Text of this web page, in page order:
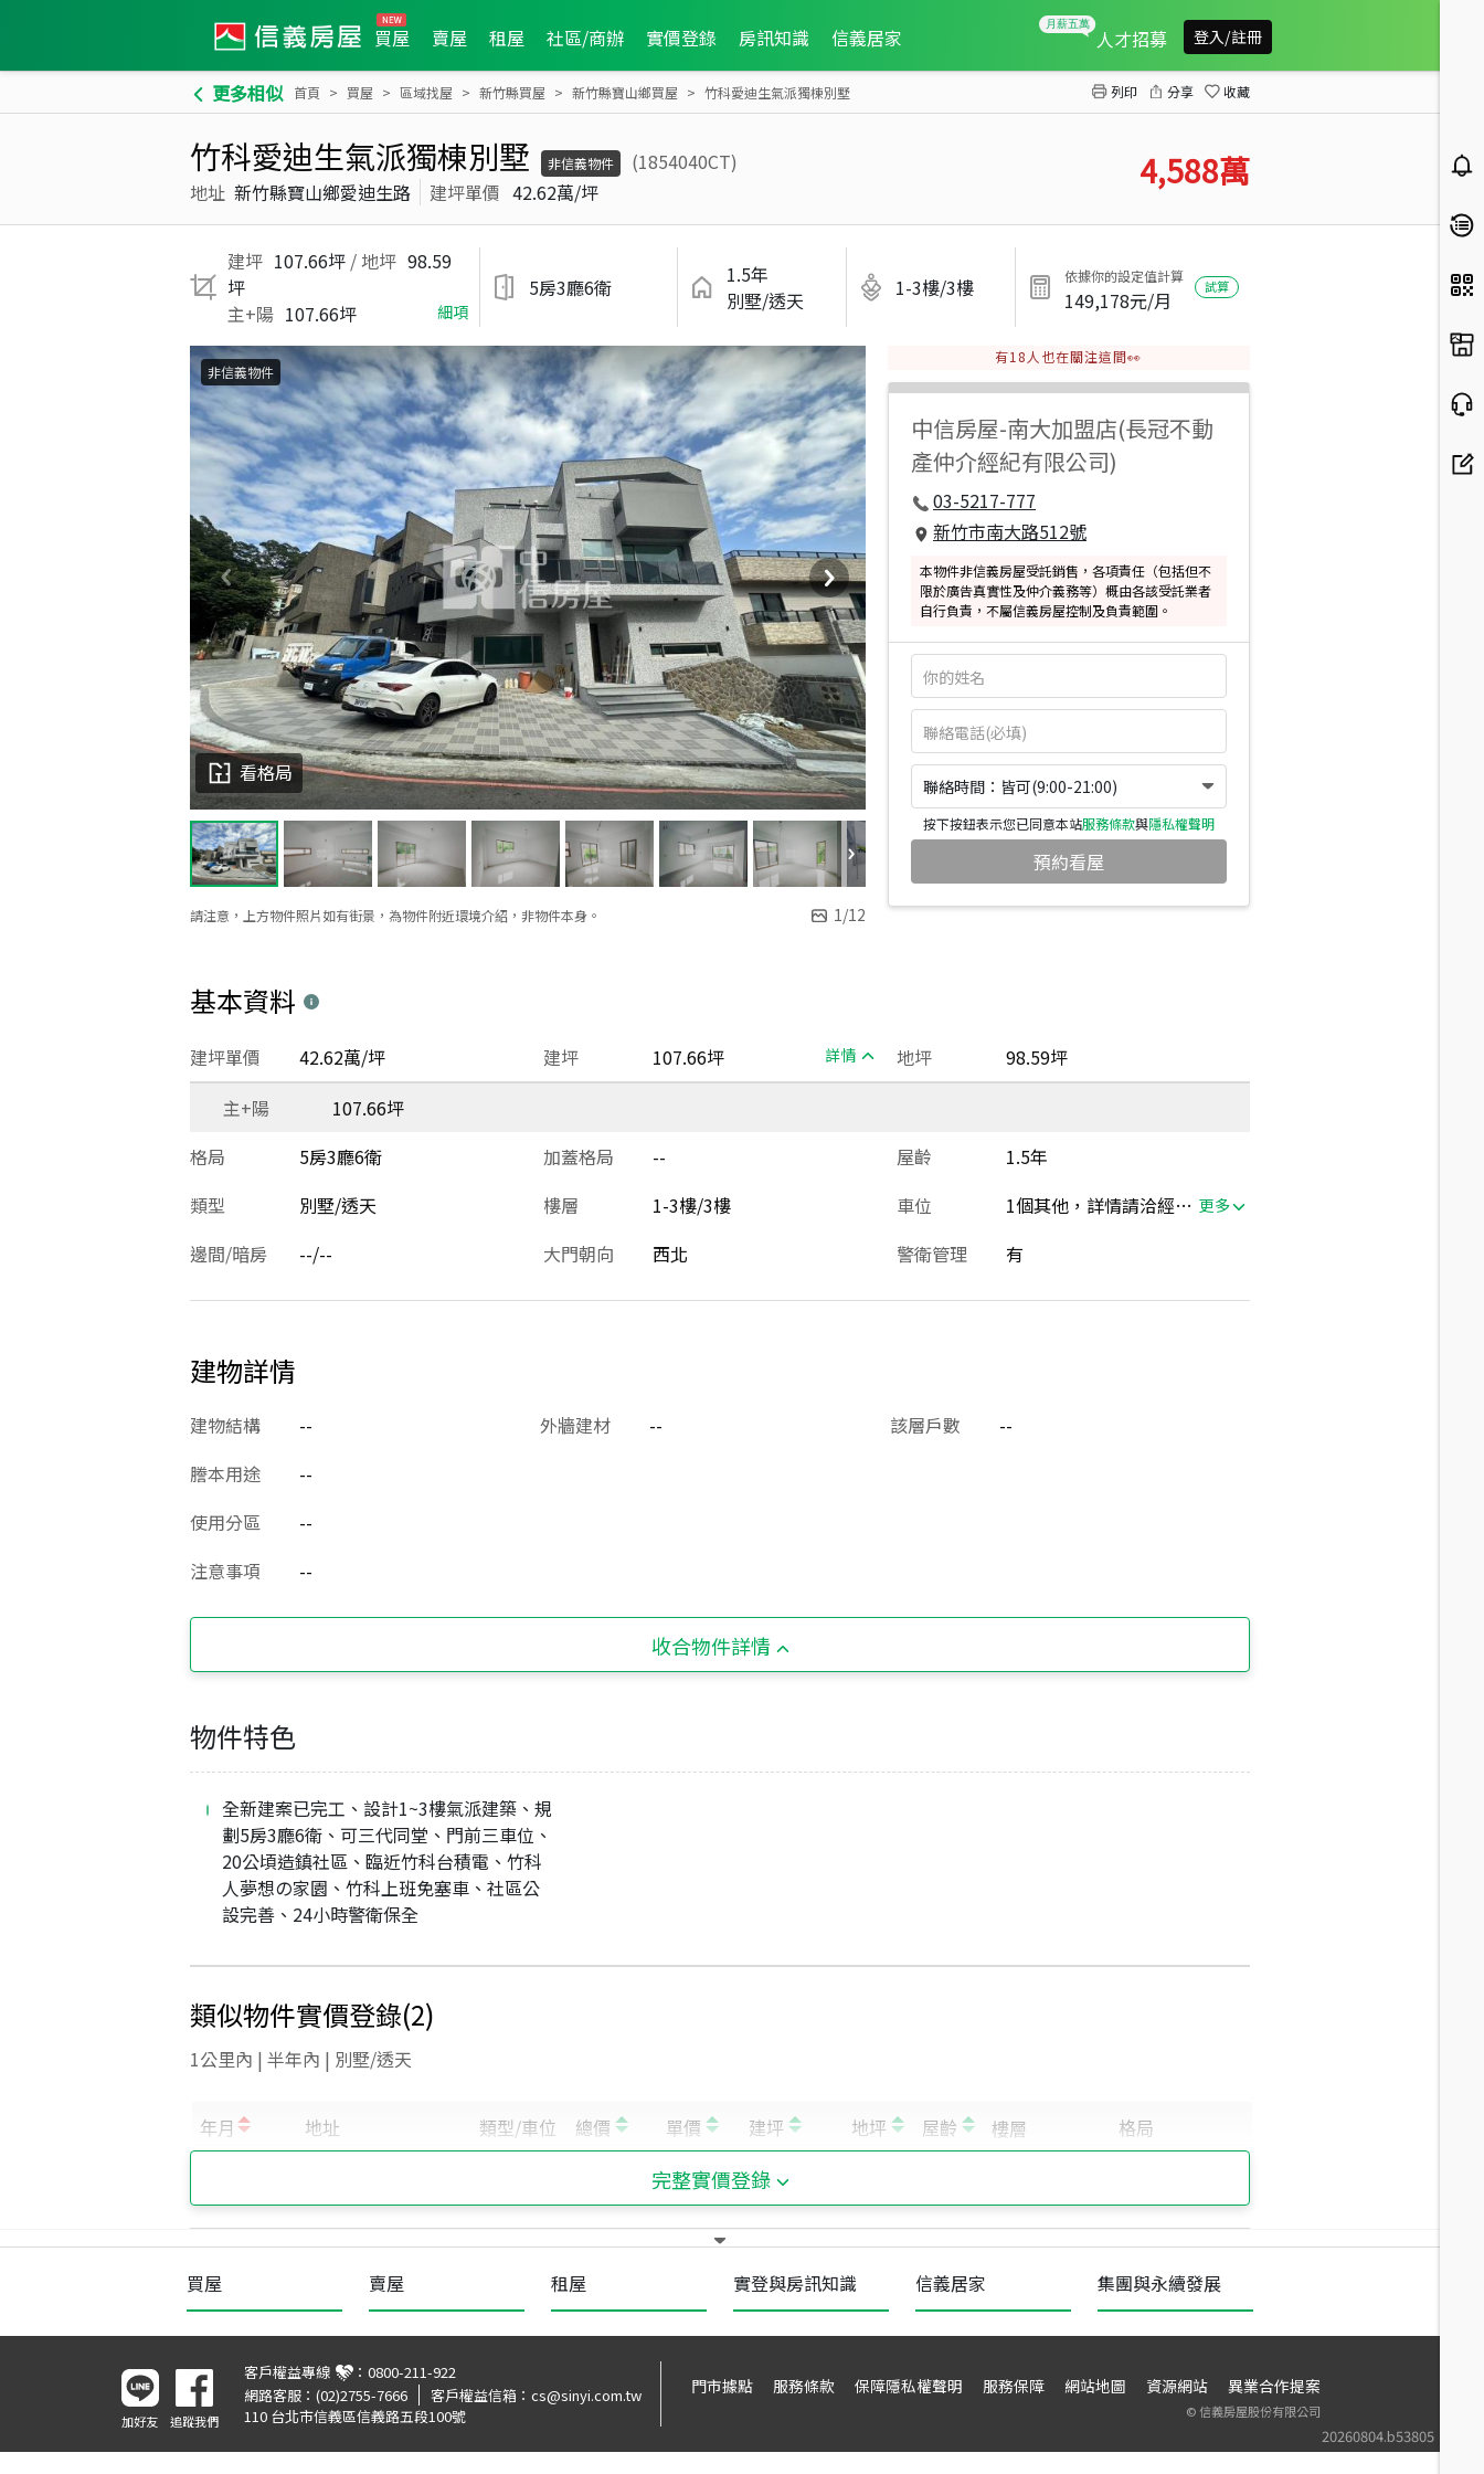
買屋 賣屋 租屋 社區/商辦 實價登錄 房訊知識 信義居家 人才招募 登入/註冊
更多相似 首頁 買屋 區域找屋 新竹縣買屋 新竹縣寶山鄉買屋 竹科愛迪生氣派獨棟別墅 列印 分享 收藏
竹科愛迪生氣派獨棟別墅 非信義物件
(1854040CT)
地址 新竹縣寶山鄉愛迪生路 建坪單價 42.62萬/坪 4,588萬
建坪 107.66坪 / 地坪 98.59
坪
主+陽 107.66坪 細項
5房3廳6衛
1.5年
別墅/透天
1-3樓/3樓 依據你的設定值計算
149,178元/月
試算
請注意，上方物件照片如有街景，為物件附近環境介紹，非物件本身。 1/12
看格局
非信義物件
有18 人也在關注這間👀
中信房屋-南大加盟店(長冠不動
產仲介經紀有限公司)
03-5217-777
新竹市南大路512號
本物件非信義房屋受託銷售，各項責任（包括但不
限於廣告真實性及仲介義務等）概由各該受託業者
自行負責，不屬信義房屋控制及負責範圍。
聯絡時間：皆可(9:00-21:00)
按下按鈕表示您已同意本站服務條款與隱私權聲明
預約看屋
基本資料
建坪 107.66坪 詳情
建坪單價 42.62萬/坪 地坪
98.59坪
主+陽
107.66坪
格局
5房3廳6衛 加蓋格局 -- 屋齡
1.5年
類型
別墅/透天 樓層 1-3樓/3樓 車位 1個其他，詳情請洽經紀人員 更多
邊間/暗房 --/-- 大門朝向 西北 警衛管理 有
建物詳情
建物結構 -- 外牆建材 -- 該層戶數
--
謄本用途
--
使用分區
--
注意事項
--
收合物件詳情
物件特色
全新建案已完工、設計1~3樓氣派建築、規
劃5房3廳6衛、可三代同堂、門前三車位、
20公頃造鎮社區、臨近竹科台積電、竹科
人夢想の家園、竹科上班免塞車、社區公
設完善、24小時警衛保全
類似物件實價登錄(2)
1公里內 | 半年內 | 別墅/透天
完整實價登錄
買屋 賣屋 租屋 實登與房訊知識 信義居家 集團與永續發展
20260804.b53805
加好友 追蹤我們
客戶權益專線 ： 0800-211-922
網路客服： (02)2755-7666 客戶權益信箱： cs@sinyi.com.tw
110 台北市信義區信義路五段100號
門市據點 服務條款 保障隱私權聲明 服務保障 網站地圖 資源網站 異業合作提案
©信義房屋股份有限公司